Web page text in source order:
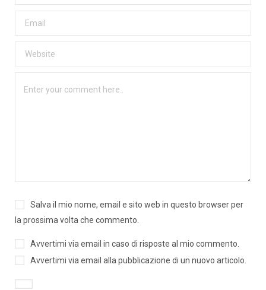
Salva il mio nome, email e sito web in questo browser per
la prossima volta che commento.
Avvertimi via email in caso di risposte al mio commento.
Avvertimi via email alla pubblicazione di un nuovo articolo.